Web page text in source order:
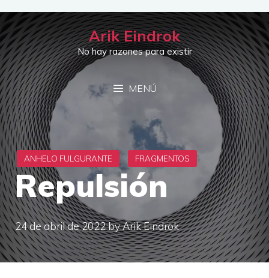
Saltar
al
contenido
Arik Eindrok
No hay razones para existir
MENÚ
Repulsión
24 de abril de 2022byArik Eindrok